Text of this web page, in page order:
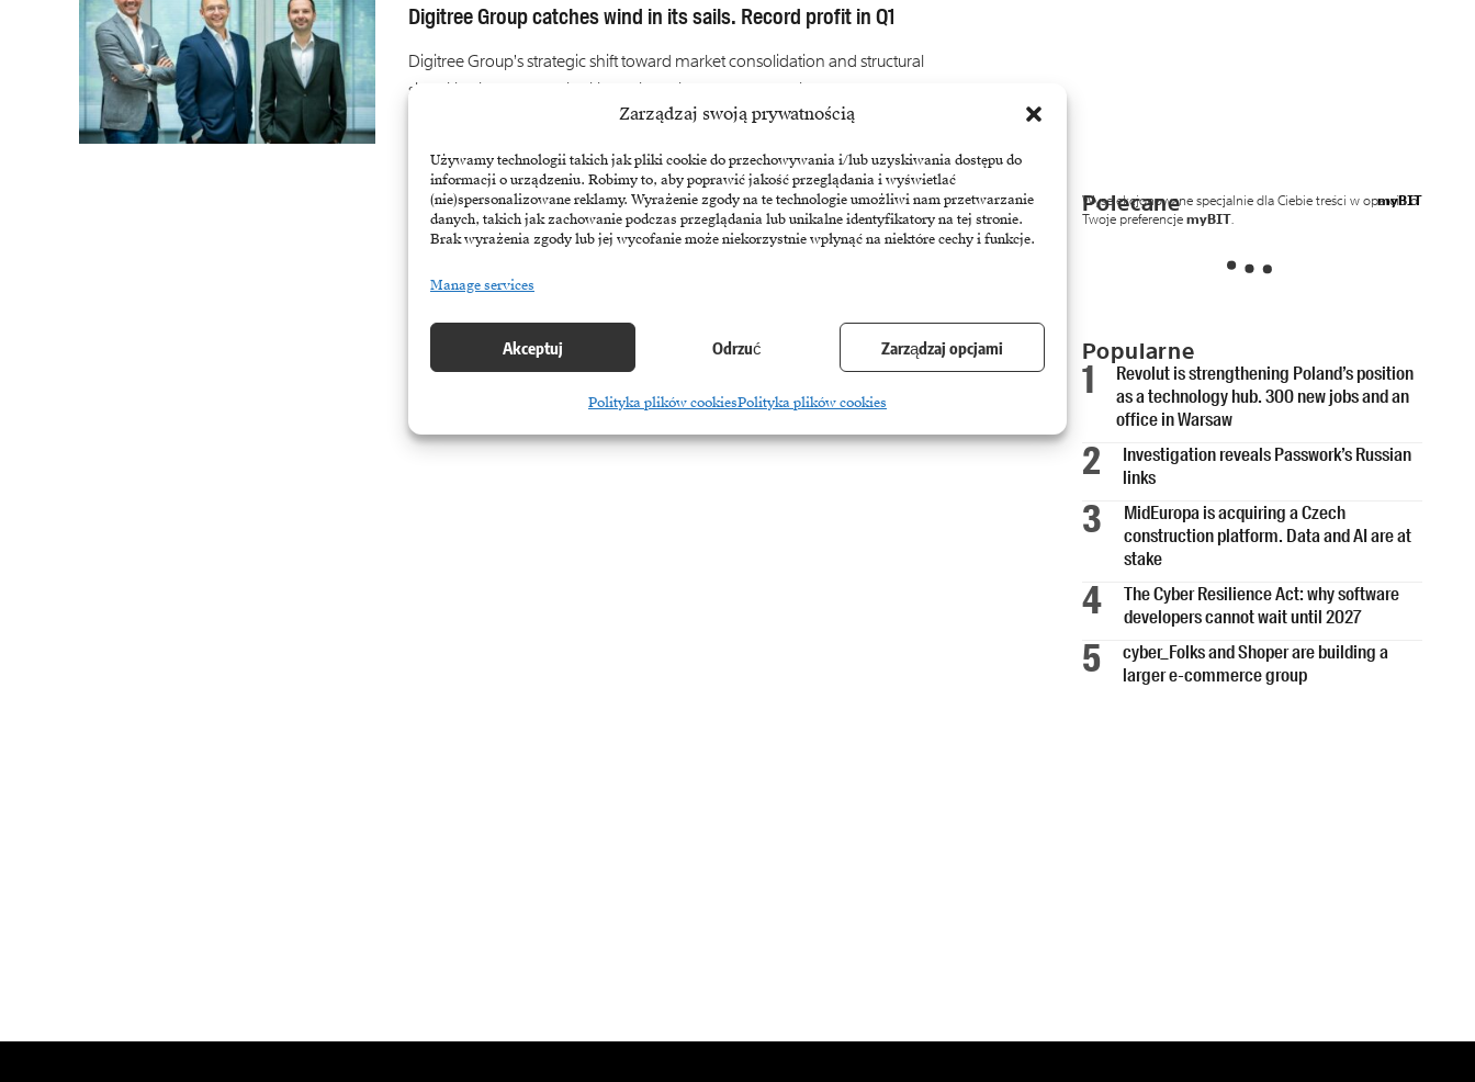
Zarządzaj swoją prywatnością
Używamy technologii takich jak pliki cookie do przechowywania i/lub uzyskiwania dostępu do
informacji o urządzeniu. Robimy to, aby poprawić jakość przeglądania i wyświetlać
(nie)spersonalizowane reklamy. Wyrażenie zgody na te technologie umożliwi nam przetwarzanie
danych, takich jak zachowanie podczas przeglądania lub unikalne identyfikatory na tej stronie.
Brak wyrażenia zgody lub jej wycofanie może niekorzystnie wpłynąć na niektóre cechy i funkcje.
Manage services
Akceptuj Odrzuć Zarządzaj opcjami
Polityka plików cookiesPolityka plików cookies
Digitree Group catches wind in its sails. Record profit in Q1
Digitree Group’s strategic shift toward market consolidation and structural
simplification led to a significant financial breakthrough in early…
Polecane myBIT
Wyselekcjonowane specjalnie dla Ciebie treści w oparciu o
Twoje preferencjemyBIT.
Popularne
Revolut is strengthening Poland’s position
as a technology hub. 300 new jobs and an
office in Warsaw
Investigation reveals Passwork’s Russian
links
MidEuropa is acquiring a Czech
construction platform. Data and AI are at
stake
The Cyber Resilience Act: why software
developers cannot wait until 2027
cyber_Folks and Shoper are building a
larger e-commerce group